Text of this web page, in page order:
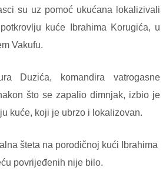
su uz pomoć ukućana lokalizivali
kuće Ibrahima Korugića, u
Vakufu.
Duzića, komandira vatrogasne
što se zapalio dimnjak, izbio je
kuće, koji je ubrzo i lokalizovan.
šteta na porodičnoj kući Ibrahima
povrijeđenih nije bilo.